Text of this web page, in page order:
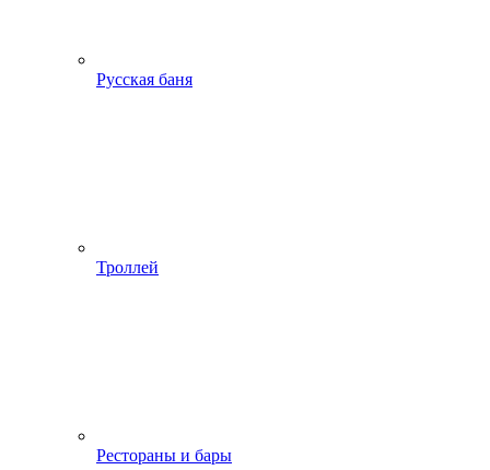
Русская баня
Троллей
Рестораны и бары